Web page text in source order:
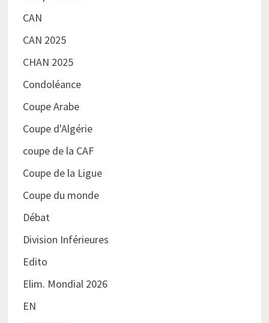
CAN
CAN 2025
CHAN 2025
Condoléance
Coupe Arabe
Coupe d'Algérie
coupe de la CAF
Coupe de la Ligue
Coupe du monde
Débat
Division Inférieures
Edito
Elim. Mondial 2026
EN